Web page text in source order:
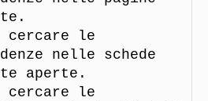
cercare le
nelle schede
aperte.
le